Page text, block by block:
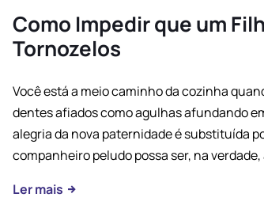
Como Impedir que um
Tornozelos
Você está a meio caminho da cozinha
dentes afiados como agulhas afundando
alegria da nova paternidade é substituída
companheiro peludo possa ser, na verdade,
Ler mais